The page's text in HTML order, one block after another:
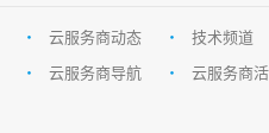
• 云服务商动态 •
技术频道
• 云服务商导航 •
云服务商